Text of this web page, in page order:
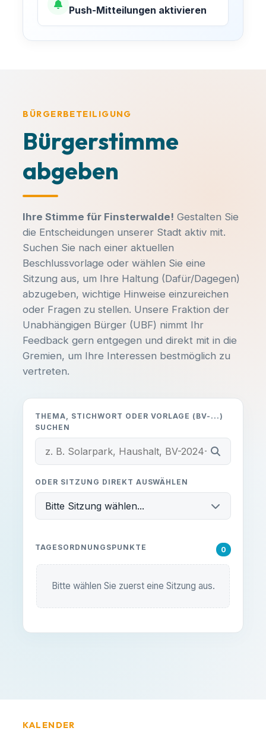
Push-Mitteilungen aktivieren
BÜRGERBETEILIGUNG
Bürgerstimme
abgeben
Ihre Stimme für Finsterwalde! Gestalten Sie
die Entscheidungen unserer Stadt aktiv mit.
Suchen Sie nach einer aktuellen
Beschlussvorlage oder wählen Sie eine
Sitzung aus, um Ihre Haltung (Dafür/Dagegen)
abzugeben, wichtige Hinweise einzureichen
oder Fragen zu stellen. Unsere Fraktion der
Unabhängigen Bürger (UBF) nimmt Ihr
Feedback gern entgegen und direkt mit in die
Gremien, um Ihre Interessen bestmöglich zu
vertreten.
THEMA, STICHWORT ODER VORLAGE (BV-...)
SUCHEN
ODER SITZUNG DIREKT AUSWÄHLEN
Bitte Sitzung wählen...
TAGESORDNUNGSPUNKTE 0
Bitte wählen Sie zuerst eine Sitzung aus.
KALENDER